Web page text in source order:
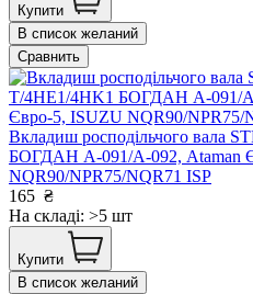
Купити
В список желаний
Сравнить
Вкладиш росподільчого вала
БОГДАН А-091/А-092, Ataman
NQR90/NPR75/NQR71 ISP
165 ₴
На складі: >5 шт
Купити
В список желаний